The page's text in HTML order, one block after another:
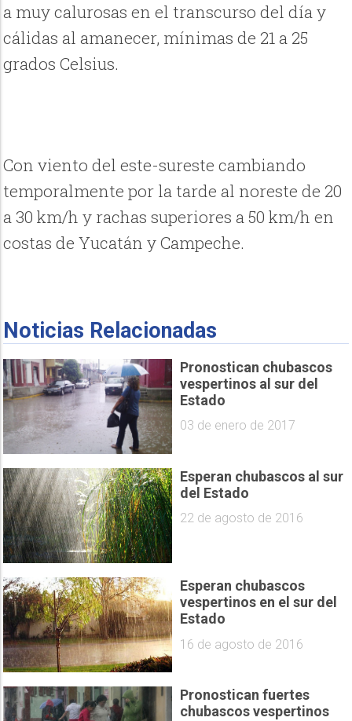
a muy calurosas en el transcurso del día y
cálidas al amanecer, mínimas de 21 a 25
grados Celsius.
Con viento del este-sureste cambiando
temporalmente por la tarde al noreste de 20
a 30 km/h y rachas superiores a 50 km/h en
costas de Yucatán y Campeche.
Noticias Relacionadas
Pronostican chubascos
vespertinos al sur del
Estado
03 de enero de 2017
Esperan chubascos al sur
del Estado
22 de agosto de 2016
Esperan chubascos
vespertinos en el sur del
Estado
16 de agosto de 2016
Pronostican fuertes
chubascos vespertinos